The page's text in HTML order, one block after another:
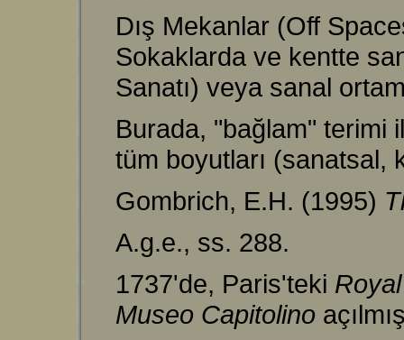
Dış Mekanlar (Off
Sokaklarda ve kentte
Sanatı) veya sanal
Burada, "bağlam" terimi
tüm boyutları (sanatsal,
Gombrich, E.H. (1995)
A.g.e., ss. 288.
1737'de, Paris'teki
Museo Capitolino